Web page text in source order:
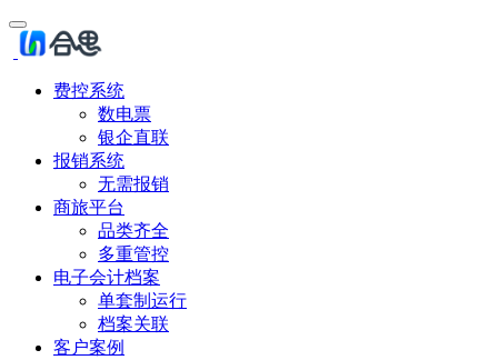
费控系统
数电票
银企直联
报销系统
无需报销
商旅平台
品类齐全
多重管控
电子会计档案
单套制运行
档案关联
客户案例